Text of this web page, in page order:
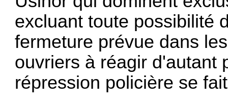
excluant toute possibilité
fermeture prévue dans
ouvriers à réagir d'autant
répression policière se